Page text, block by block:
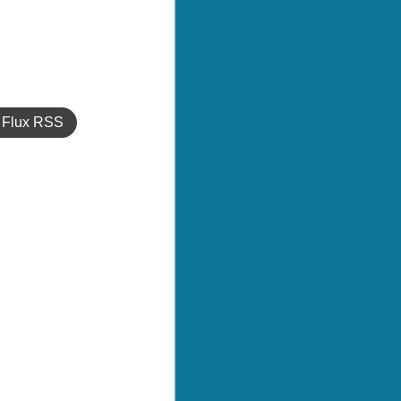
Flux RSS